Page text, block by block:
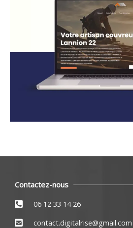
Contactez-nous
06 12 33 14 26
contact.digitalrise@gmail.com